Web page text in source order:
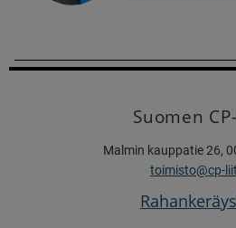
Suomen
Malmin kauppatie 26,
toimisto@cp-